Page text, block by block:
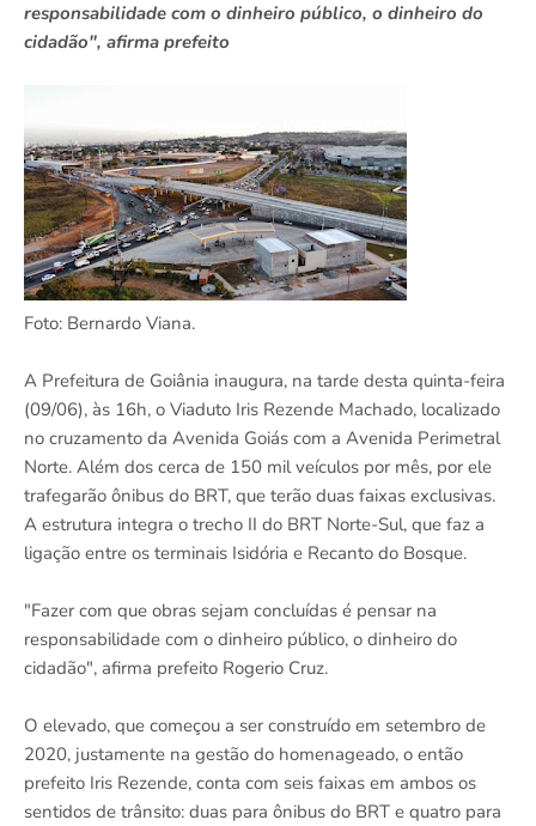
responsabilidade com o dinheiro público, o dinheiro do
cidadão", afirma prefeito
Foto: Bernardo Viana.
A Prefeitura de Goiânia inaugura, na tarde desta quinta-feira
(09/06), às 16h, o Viaduto Iris Rezende Machado, localizado
no cruzamento da Avenida Goiás com a Avenida Perimetral
Norte. Além dos cerca de 150 mil veículos por mês, por ele
trafegarão ônibus do BRT, que terão duas faixas exclusivas.
A estrutura integra o trecho II do BRT Norte-Sul, que faz a
ligação entre os terminais Isidória e Recanto do Bosque.
"Fazer com que obras sejam concluídas é pensar na
responsabilidade com o dinheiro público, o dinheiro do
cidadão", afirma prefeito Rogerio Cruz.
O elevado, que começou a ser construído em setembro de
2020, justamente na gestão do homenageado, o então
prefeito Iris Rezende, conta com seis faixas em ambos os
sentidos de trânsito: duas para ônibus do BRT e quatro para